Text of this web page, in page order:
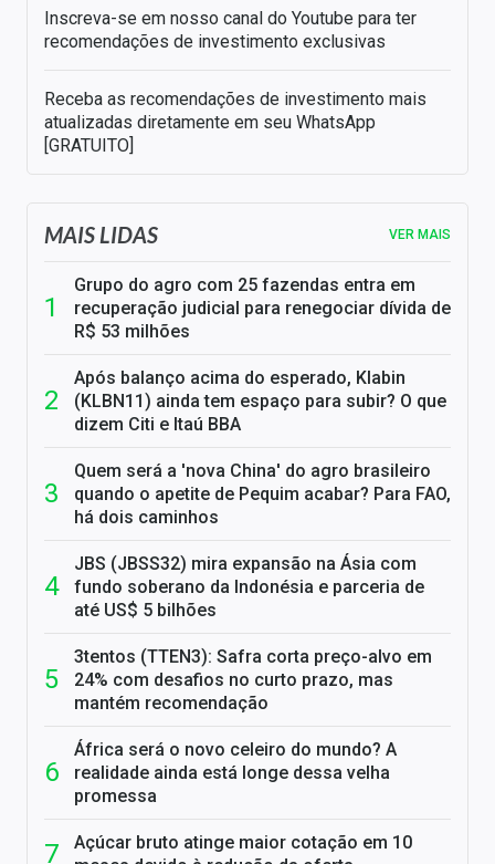
Inscreva-se em nosso canal do Youtube para ter
recomendações de investimento exclusivas
Receba as recomendações de investimento mais
atualizadas diretamente em seu WhatsApp
[GRATUITO]
MAIS LIDAS VER MAIS
Grupo do agro com 25 fazendas entra em
recuperação judicial para renegociar dívida de
R$ 53 milhões
Após balanço acima do esperado, Klabin
(KLBN11) ainda tem espaço para subir? O que
dizem Citi e Itaú BBA
Quem será a 'nova China' do agro brasileiro
quando o apetite de Pequim acabar? Para FAO,
há dois caminhos
JBS (JBSS32) mira expansão na Ásia com
fundo soberano da Indonésia e parceria de
até US$ 5 bilhões
3tentos (TTEN3): Safra corta preço-alvo em
24% com desafios no curto prazo, mas
mantém recomendação
África será o novo celeiro do mundo? A
realidade ainda está longe dessa velha
promessa
Açúcar bruto atinge maior cotação em 10